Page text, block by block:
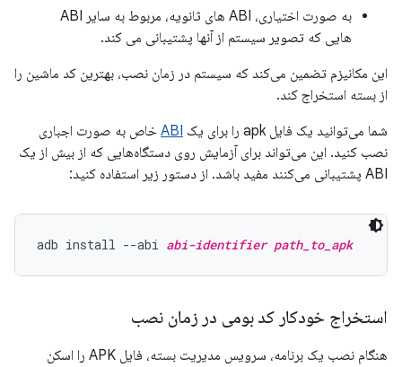
به صورت اختیاری، ABI های ثانویه، مربوط به سایر ABI
هایی که تصویر سیستم از آنها پشتیبانی می کند.
این مکانیزم تضمین می‌کند که سیستم در زمان نصب، بهترین کد ماشین را
از بسته استخراج کند.
شما می‌توانید یک فایل apk را برای یک
ABI خاص به صورت اجباری
نصب کنید. این می‌تواند برای آزمایش روی دستگاه‌هایی که از بیش از یک
ABI پشتیبانی می‌کنند مفید باشد. از دستور زیر استفاده کنید:
adb install --abi abi-identifier path_to_apk
استخراج خودکار کد بومی در زمان نصب
هنگام نصب یک برنامه، سرویس مدیریت بسته، فایل APK را اسکن